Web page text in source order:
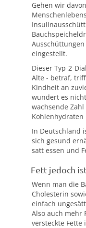
Gehen wir
eingestellt.
Dieser Typ-2-
Alte - betraf,
Kindheit an
wundert es
wachsende
In Deutschland
sich gesund
satt essen und
Fett jedoch
Wenn man die
Cholesterin
einfach
Also auch mehr
versteckte Fette